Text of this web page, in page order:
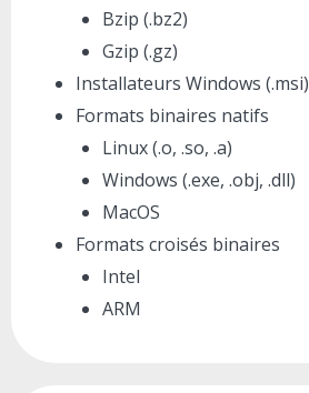
Bzip (.bz2)
Gzip (.gz)
Installateurs Windows (.msi)
Formats binaires natifs
Linux (.o, .so, .a)
Windows (.exe, .obj, .dll)
MacOS
Formats croisés binaires
Intel
ARM